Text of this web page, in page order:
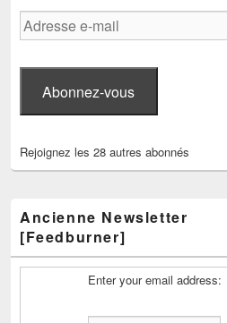
Adresse
e-
Abonnez-vous
Rejoignez les 28 autres abonnés
Ancienne Newsletter
[Feedburner]
Enter your email address: